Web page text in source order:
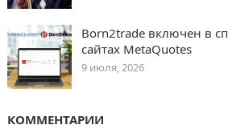
Born2trade включен в
сайтах MetaQuotes
9 июля, 2026
КОММЕНТАРИИ